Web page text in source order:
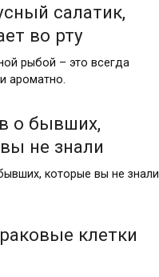
салатик,
во рту
рыбой – это всегда
ароматно.
о бывших,
не знали
которые вы не знали
клетки